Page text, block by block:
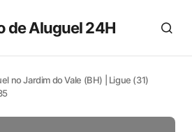
de Aluguel 24H
no Jardim do Vale (BH) | Ligue (31)